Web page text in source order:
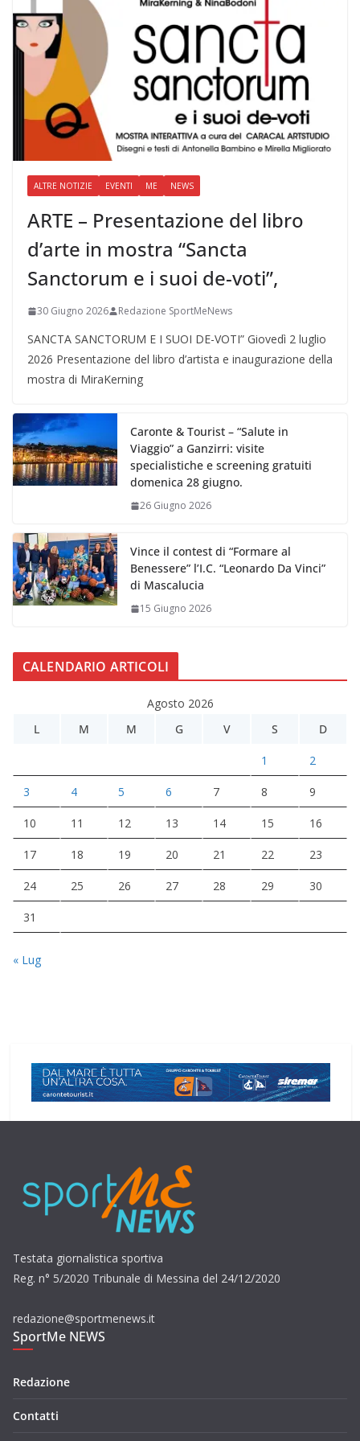
ALTRE NOTIZIE EVENTI ME NEWS
ARTE – Presentazione del libro
d’arte in mostra “Sancta
Sanctorum e i suoi de-voti”,
30 Giugno 2026 Redazione SportMeNews
SANCTA SANCTORUM E I SUOI DE-VOTI” Giovedì 2 luglio
2026 Presentazione del libro d’artista e inaugurazione della
mostra di MiraKerning
Caronte & Tourist – “Salute in
Viaggio” a Ganzirri: visite
specialistiche e screening gratuiti
domenica 28 giugno.
26 Giugno 2026
Vince il contest di “Formare al
Benessere” l’I.C. “Leonardo Da Vinci”
di Mascalucia
15 Giugno 2026
CALENDARIO ARTICOLI
Agosto 2026
L
M M G V S D
1 2
3 4 5 6 7 8 9
10 11 12 13 14 15 16
17 18 19 20 21 22 23
24 25 26 27 28 29 30
31
« Lug
Testata giornalistica sportiva
Reg. n° 5/2020 Tribunale di Messina del 24/12/2020
redazione@sportmenews.it
SportMe NEWS
Redazione
Contatti